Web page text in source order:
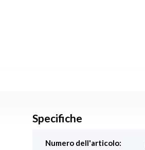
Specifiche
Numero dell'articolo: